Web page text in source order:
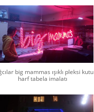
big mammas ışıklı pleksi kutu
harf tabela imalatı